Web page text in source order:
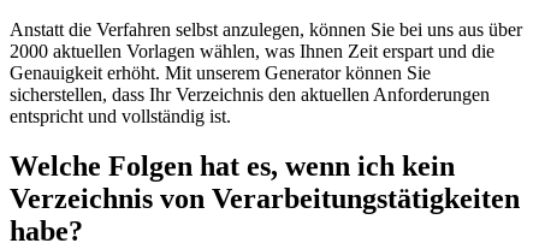
Anstatt die Verfahren selbst anzulegen, können Sie bei uns aus über
2000 aktuellen Vorlagen wählen, was Ihnen Zeit erspart und die
Genauigkeit erhöht. Mit unserem Generator können Sie
sicherstellen, dass Ihr Verzeichnis den aktuellen Anforderungen
entspricht und vollständig ist.
Welche Folgen hat es, wenn ich kein
Verzeichnis von Verarbeitungstätigkeiten
habe?